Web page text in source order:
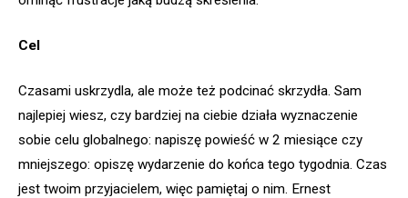
Cel
Czasami uskrzydla, ale może też podcinać skrzydła. Sam
najlepiej wiesz, czy bardziej na ciebie działa wyznaczenie
sobie celu globalnego: napiszę powieść w 2 miesiące czy
mniejszego: opiszę wydarzenie do końca tego tygodnia. Czas
jest twoim przyjacielem, więc pamiętaj o nim. Ernest